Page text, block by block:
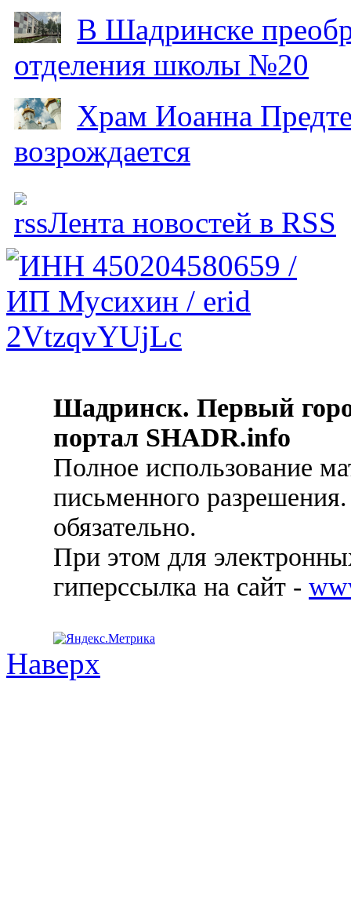
В Шадринске
отделения школы №20
Храм Иоанна
возрождается
Лента новостей в RSS
Шадринск. Первый
портал SHADR.info
Полное использование
письменного
обязательно.
При этом для
гиперссылка на сайт -
Наверх